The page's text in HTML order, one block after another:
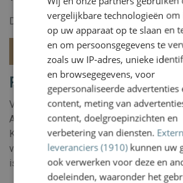
Dat kan via ons contactformulier:
Contactformulier
Routebeschrijving
Vanuit Amsterdam rijdt u via de A4 en/of
Afslag Haarlem-Zuid. U volgt de weg tot
Kleine Houtweg/Kamperlaan. Op deze
villa 'Vredenburgh' (gebouw met koepel)
is gevestigd.
vergelijkbare technologieën
op uw apparaat op te slaan en
en om persoonsgegevens te
zoals uw IP-adres, unieke
en browsegegevens, voor
gepersonaliseerde advertenties
content, meting van
content, doelgroepinzichten en
verbetering van diensten.
leveranciers (1910)kunnen uw
ook verwerken voor deze en
doeleinden, waaronder het